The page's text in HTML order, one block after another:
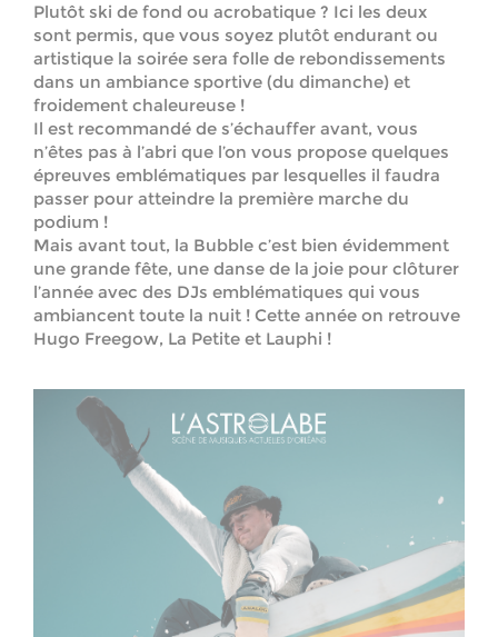
Plutôt ski de fond ou acrobatique ? Ici les deux
sont permis, que vous soyez plutôt endurant ou
artistique la soirée sera folle de rebondissements
dans un ambiance sportive (du dimanche) et
froidement chaleureuse !
Il est recommandé de s’échauffer avant, vous
n’êtes pas à l’abri que l’on vous propose quelques
épreuves emblématiques par lesquelles il faudra
passer pour atteindre la première marche du
podium !
Mais avant tout, la Bubble c’est bien évidemment
une grande fête, une danse de la joie pour clôturer
l’année avec des DJs emblématiques qui vous
ambiancent toute la nuit ! Cette année on retrouve
Hugo Freegow, La Petite et Lauphi !